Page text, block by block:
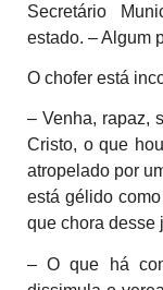
Secretário
estado. – Algum
O chofer está
– Venha, rapaz,
Cristo, o que
atropelado por
está gélido
que chora desse
– O que há